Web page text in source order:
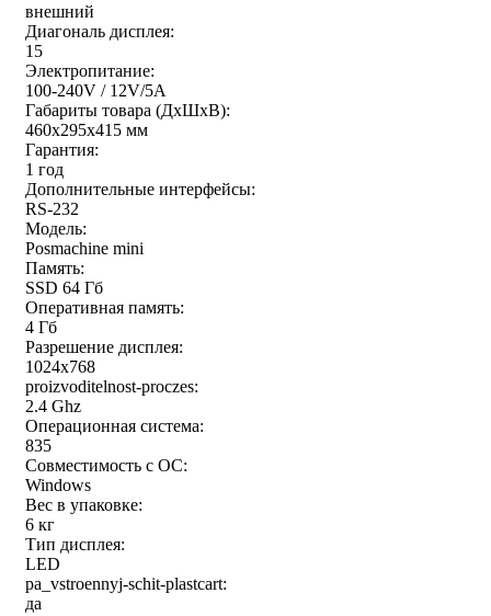
внешний
Диагональ дисплея:
15
Электропитание:
100-240V / 12V/5A
Габариты товара (ДxШxВ):
460x295x415 мм
Гарантия:
1 год
Дополнительные интерфейсы:
RS-232
Модель:
Posmachine mini
Память:
SSD 64 Гб
Оперативная память:
4 Гб
Разрешение дисплея:
1024x768
proizvoditelnost-proczes:
2.4 Ghz
Операционная система:
835
Совместимость с ОС:
Windows
Вес в упаковке:
6 кг
Тип дисплея:
LED
pa_vstroennyj-schit-plastcart:
да